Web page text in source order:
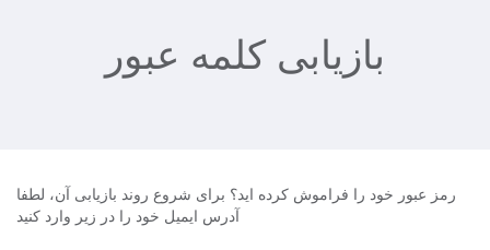
بازیابی کلمه عبور
رمز عبور خود را فراموش کرده اید؟ برای شروع روند بازیابی آن، لطفا
آدرس ایمیل خود را در زیر وارد کنید